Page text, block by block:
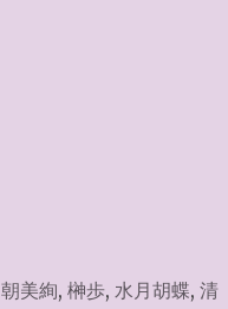
朝美絢, 榊歩, 水月胡蝶, 清